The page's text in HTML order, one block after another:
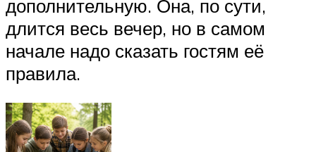
дополнительную. Она, по сути,
длится весь вечер, но в самом
начале надо сказать гостям её
правила.